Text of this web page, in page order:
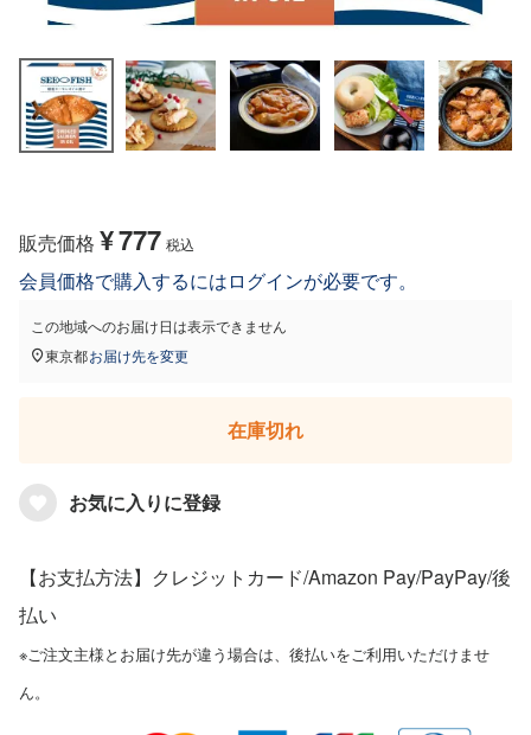
販売価格 ¥777 税込
会員価格で購入するにはログインが必要です。
この地域へのお届け日は表示できません
東京都お届け先を変更
在庫切れ
お気に入りに登録
【お支払方法】クレジットカード/Amazon Pay/PayPay/後
払い
※ご注文主様とお届け先が違う場合は、後払いをご利用いただけませ
ん。